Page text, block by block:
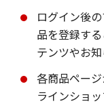
ログイン後
品を登録す
テンツやお
各商品ペー
ラインショ